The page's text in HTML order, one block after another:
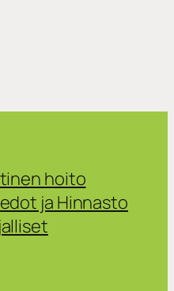
hoito
ja Hinnasto